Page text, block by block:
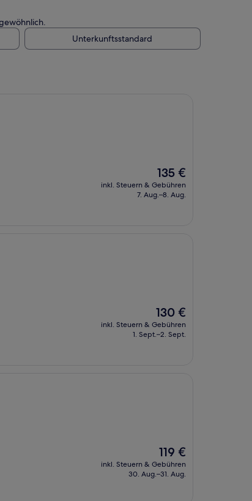
Unterkunftsstandard
Der
Preis
beträgt
135 €
inkl. Steuern & Gebühren
7. Aug.–8. Aug.
Der
Preis
beträgt
130 €
inkl. Steuern & Gebühren
1. Sept.–2. Sept.
Der
Preis
beträgt
119 €
inkl. Steuern & Gebühren
30. Aug.–31. Aug.